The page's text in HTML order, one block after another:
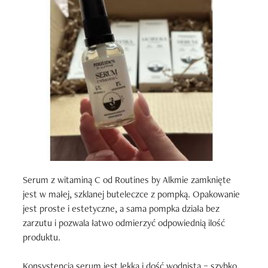
Serum z witaminą C od Routines by Alkmie zamknięte
jest w małej, szklanej buteleczce z pompką. Opakowanie
jest proste i estetyczne, a sama pompka działa bez
zarzutu i pozwala łatwo odmierzyć odpowiednią ilość
produktu.